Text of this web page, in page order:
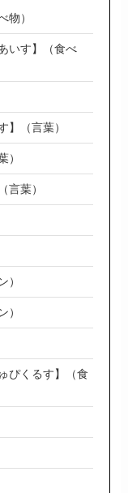
物）
いす】（食べ
】（言葉）
）
言葉）
）
）
ぴくるす】（食